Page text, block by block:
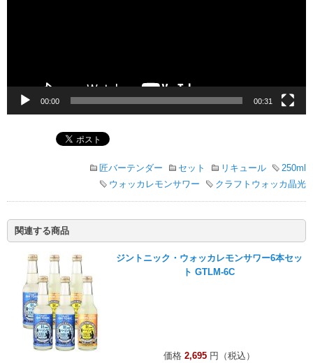
00:00 00:31
匠バーテンダー セット リキュール
250ml
ウォッカレモンサワー
クラフトウォッカ晶光
関連する商品
ジントニック・ウォッカレモンサワー6本セッ
ト GTLM-6C
価格 2,695円（税込）